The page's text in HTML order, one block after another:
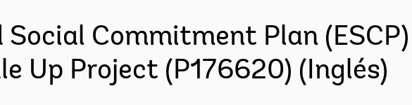
Commitment Plan
Up Project (P176620) (Inglés)